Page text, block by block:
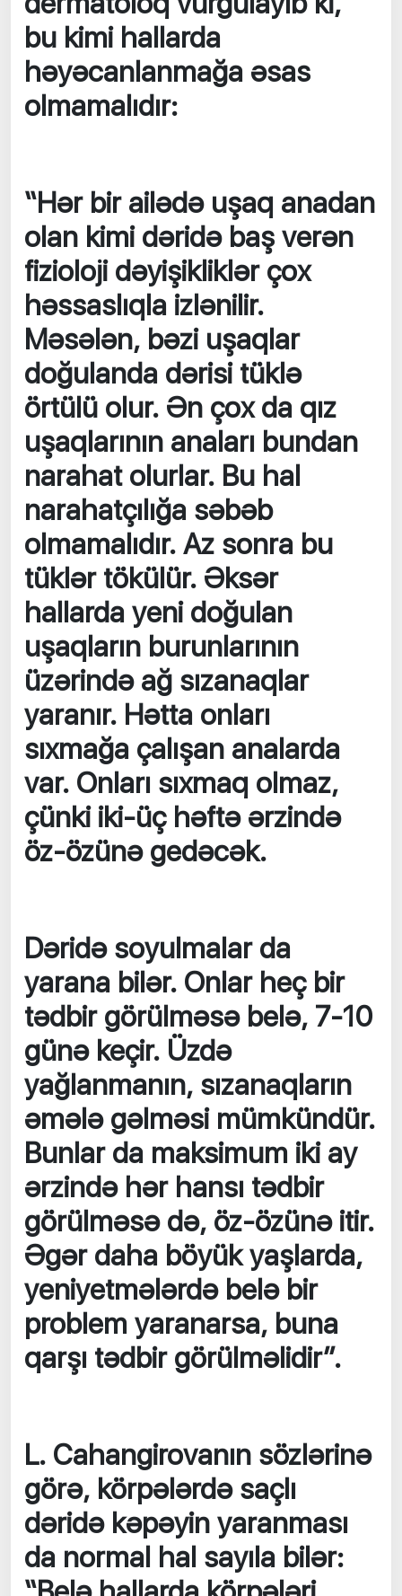
bu kimi hallarda
həyəcanlanmağa əsas
olmamalıdır:
“Hər bir ailədə uşaq anadan
olan kimi dəridə baş verən
fizioloji dəyişikliklər çox
həssaslıqla izlənilir.
Məsələn, bəzi uşaqlar
doğulanda dərisi tüklə
örtülü olur. Ən çox da qız
uşaqlarının anaları bundan
narahat olurlar. Bu hal
narahatçılığa səbəb
olmamalıdır. Az sonra bu
tüklər tökülür. Əksər
hallarda yeni doğulan
uşaqların burunlarının
üzərində ağ sızanaqlar
yaranır. Hətta onları
sıxmağa çalışan analarda
var. Onları sıxmaq olmaz,
çünki iki-üç həftə ərzində
öz-özünə gedəcək.
Dəridə soyulmalar da
yarana bilər. Onlar heç bir
tədbir görülməsə belə, 7-10
günə keçir. Üzdə
yağlanmanın, sızanaqların
əmələ gəlməsi mümkündür.
Bunlar da maksimum iki ay
ərzində hər hansı tədbir
görülməsə də, öz-özünə itir.
Əgər daha böyük yaşlarda,
yeniyetmələrdə belə bir
problem yaranarsa, buna
qarşı tədbir görülməlidir”.
L. Cahangirovanın sözlərinə
görə, körpələrdə saçlı
dəridə kəpəyin yaranması
da normal hal sayıla bilər: